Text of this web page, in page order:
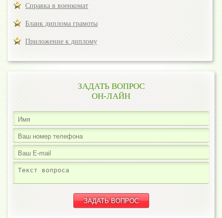
Справка в военкомат
Бланк диплома грамоты
Приложение к диплому
ЗАДАТЬ ВОПРОС
ОН-ЛАЙН